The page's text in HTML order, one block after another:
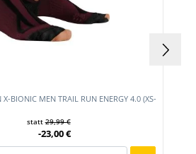
X-BIONIC MEN TRAIL RUN ENERGY 4.0 (XS-
statt29,99 €
-23,00 €